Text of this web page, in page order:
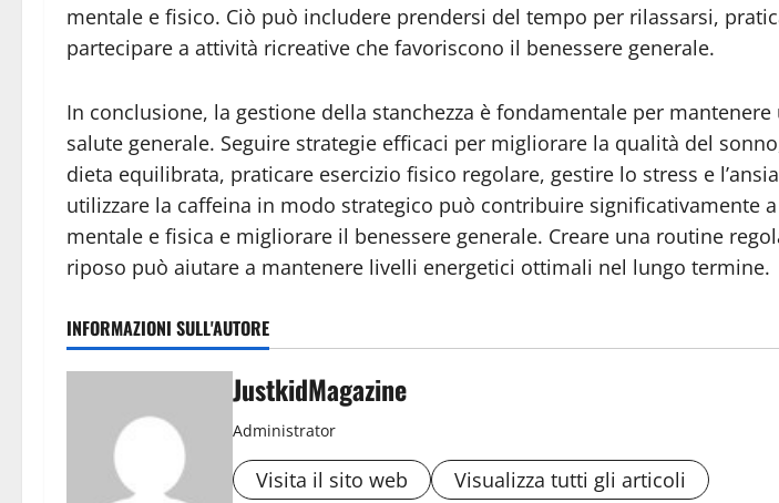
mentale e fisico. Ciò può includere prendersi del tempo per rilassarsi,
partecipare a attività ricreative che favoriscono il benessere generale.
In conclusione, la gestione della stanchezza è fondamentale per
salute generale. Seguire strategie efficaci per migliorare la qualità del
dieta equilibrata, praticare esercizio fisico regolare, gestire lo stress e
utilizzare la caffeina in modo strategico può contribuire significativamente
mentale e fisica e migliorare il benessere generale. Creare una routine
riposo può aiutare a mantenere livelli energetici ottimali nel lungo termine.
INFORMAZIONI SULL'AUTORE
JustkidMagazine
Administrator
Visita il sito web Visualizza tutti gli articoli